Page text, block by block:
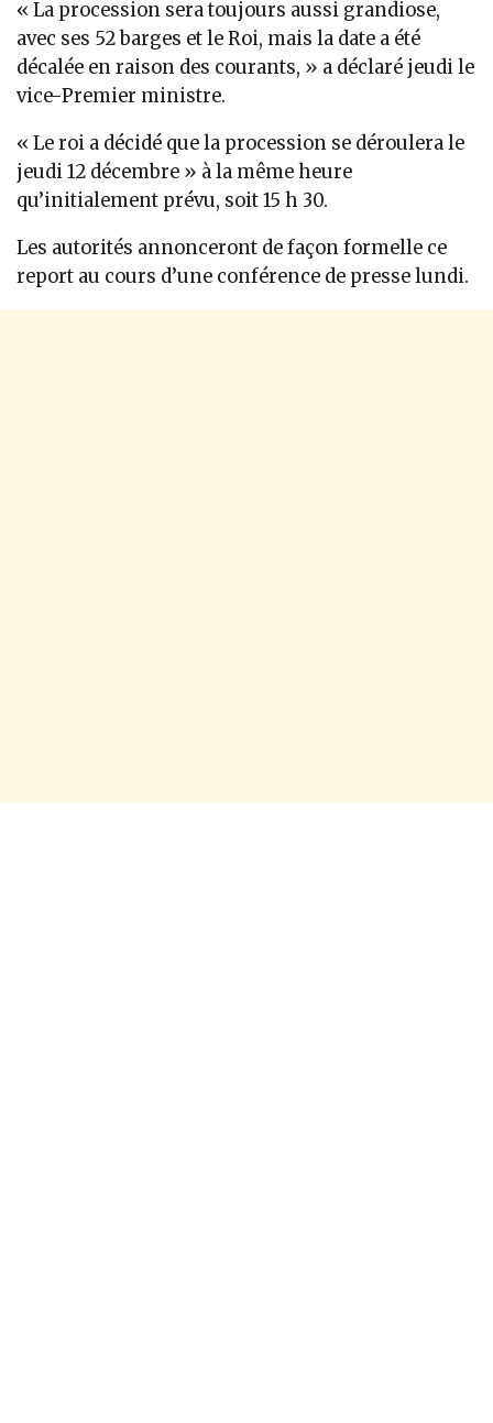
« La procession sera toujours aussi grandiose,
avec ses 52 barges et le Roi, mais la date a été
décalée en raison des courants, » a déclaré jeudi le
vice-Premier ministre.
« Le roi a décidé que la procession se déroulera le
jeudi 12 décembre » à la même heure
qu’initialement prévu, soit 15 h 30.
Les autorités annonceront de façon formelle ce
report au cours d’une conférence de presse lundi.